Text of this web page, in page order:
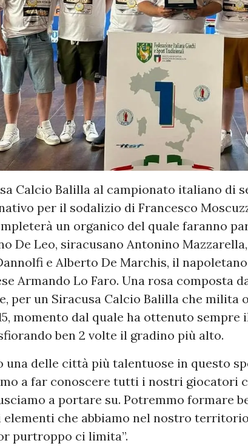
Calcio Balilla al campionato italiano di
per il sodalizio di Francesco
un organico del quale faranno
De Leo, siracusano Antonino
e Alberto De Marchis, il
Armando Lo Faro. Una rosa composta
per un Siracusa Calcio Balilla che milita
momento dal quale ha ottenuto
ben 2 volte il gradino più alto.
una delle città più talentuose in questo
a far conoscere tutti i nostri giocatori
a portare su. Potremmo formare
elementi che abbiamo nel nostro
purtroppo ci limita”.